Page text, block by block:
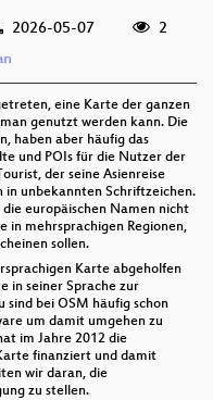
2026-05-07
2
eine Karte der ganzen
genutzt werden kann. Die
haben aber häufig das
und POIs für die Nutzer der
der seine Asienreise
unbekannten Schriftzeichen.
europäischen Namen nicht
in mehrsprachigen Regionen,
sollen.
Karte abgeholfen
in seiner Sprache zur
bei OSM häufig schon
um damit umgehen zu
im Jahre 2012 die
finanziert und damit
wir daran, die
zu stellen.